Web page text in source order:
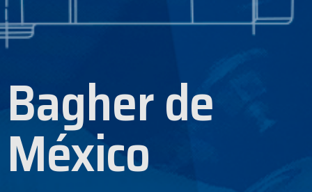
PRODUCTOS
VIDEOS
Bagher de
México